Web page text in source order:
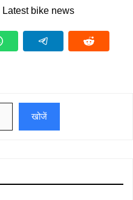
Latest bike news
खोजें